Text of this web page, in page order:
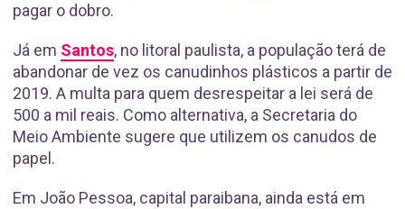
pagar o dobro.
Já em Santos, no litoral paulista, a população terá de
abandonar de vez os canudinhos plásticos a partir de
2019. A multa para quem desrespeitar a lei será de
500 a mil reais. Como alternativa, a Secretaria do
Meio Ambiente sugere que utilizem os canudos de
papel.
Em João Pessoa, capital paraibana, ainda está em